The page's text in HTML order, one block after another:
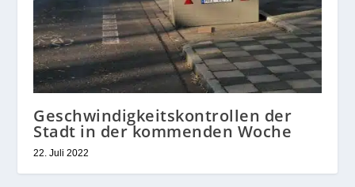
Geschwindigkeitskontrollen der
Stadt in der kommenden Woche
22. Juli 2022